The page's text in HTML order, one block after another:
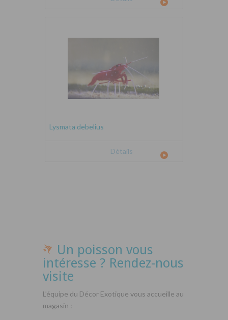
Lysmata debelius
Détails
Un poisson vous
intéresse ? Rendez-nous
visite
L’équipe du Décor Exotique vous accueille au
magasin :